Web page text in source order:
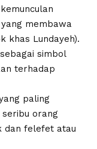
membawa
khas Lundayeh).
simbol
terhadap
paling
seribu orang
dan felefet atau